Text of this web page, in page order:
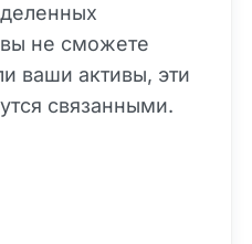
вы не сможете
ваши активы, эти
связанными.